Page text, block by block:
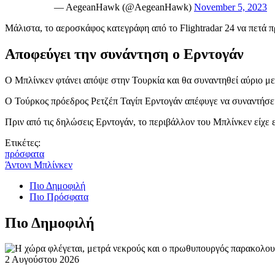
— AegeanHawk (@AegeanHawk) November 5, 2023
Μάλιστα, το αεροσκάφος κατεγράφη από το Flightradar 24 να πετά
Αποφεύγει την συνάντηση ο Ερντογάν
Ο Μπλίνκεν φτάνει απόψε στην Τουρκία και θα συναντηθεί αύριο
Ο Τούρκος πρόεδρος Ρετζέπ Ταγίπ Ερντογάν απέφυγε να
Πριν από τις δηλώσεις Ερντογάν, το περιβάλλον του Μπλίνκεν
Ετικέτες:
πρόσφατα
Άντονι Μπλίνκεν
Πιο Δημοφιλή
Πιο Πρόσφατα
Πιο Δημοφιλή
2 Αυγούστου 2026